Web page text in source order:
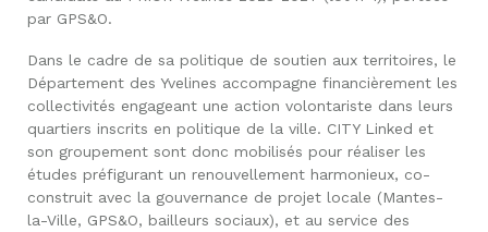
par GPS&O.
Dans le cadre de sa politique de soutien aux territoires, le
Département des Yvelines accompagne financièrement les
collectivités engageant une action volontariste dans leurs
quartiers inscrits en politique de la ville. CITY Linked et
son groupement sont donc mobilisés pour réaliser les
études préfigurant un renouvellement harmonieux, co-
construit avec la gouvernance de projet locale (Mantes-
la-Ville, GPS&O, bailleurs sociaux), et au service des